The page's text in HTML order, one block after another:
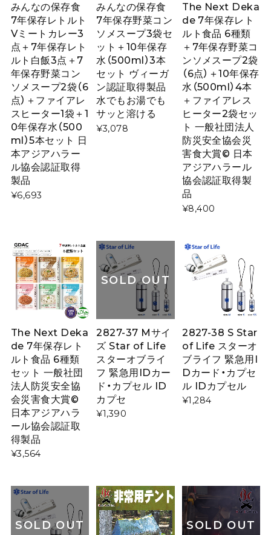
みんなの保存食
7年保存レトルト
Vミートカレー3
点＋7年保存レト
ルト白飯3点＋7
年保存野菜コン
ソメスープ2袋（6
点）＋ファイアレ
スヒーター1袋＋1
0年保存水（500
ml）5本セット 日
本アジアハラー
ル協会認証取得
製品
¥6,693
みんなの保存食
7年保存野菜コン
ソメスープ3袋セ
ット＋10年保存
水（500ml）3本
セット ヴィーガ
ン認証取得製品
水でもお湯でも
サッと溶ける
¥3,078
The Next Deka
de 7年保存レト
ルト食品 6種類
＋7年保存野菜コ
ンソメスープ2袋
（6点）＋10年保存
水（500ml）4本
＋ファイアレス
ヒーター2袋セッ
ト 一般社団法人
防災安全協会災
害食大賞© 日本
アジアハラール
協会認証取得製
品
¥8,400
The Next Deka
de 7年保存レト
ルト食品 6種類
セット 一般社団
法人防災安全協
会災害食大賞©
日本アジアハラ
ール協会認証取
得製品
¥3,564
SOLD OUT
2827-37 Mサイ
ズ Star of Life
スターオブライ
フ 緊急用IDカー
ド・カプセル ID
カプセ
¥1,390
2827-38 S Star
of Life スターオ
ブライフ 緊急用I
Dカード・カプセ
ル IDカプセル
¥1,284
SOLD OUT SOLD OUT